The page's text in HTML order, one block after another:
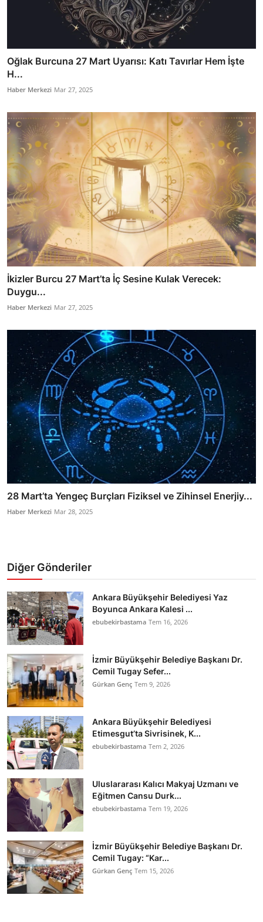
Oğlak Burcuna 27 Mart Uyarısı: Katı Tavırlar Hem İşte
H...
Haber Merkezi Mar 27, 2025
İkizler Burcu 27 Mart’ta İç Sesine Kulak Verecek:
Duygu...
Haber Merkezi Mar 27, 2025
28 Mart’ta Yengeç Burçları Fiziksel ve Zihinsel Enerjiy...
Haber Merkezi Mar 28, 2025
Diğer Gönderiler
Ankara Büyükşehir Belediyesi Yaz
Boyunca Ankara Kalesi ...
ebubekirbastama Tem 16, 2026
İzmir Büyükşehir Belediye Başkanı Dr.
Cemil Tugay Sefer...
Gürkan Genç Tem 9, 2026
Ankara Büyükşehir Belediyesi
Etimesgut’ta Sivrisinek, K...
ebubekirbastama Tem 2, 2026
Uluslararası Kalıcı Makyaj Uzmanı ve
Eğitmen Cansu Durk...
ebubekirbastama Tem 19, 2026
İzmir Büyükşehir Belediye Başkanı Dr.
Cemil Tugay: “Kar...
Gürkan Genç Tem 15, 2026